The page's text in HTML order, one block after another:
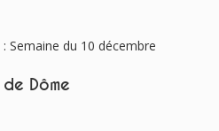
: Semaine du 10 décembre
de Dôme